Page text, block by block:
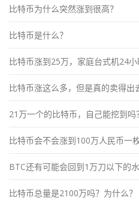
比特币为什么突然涨到很高？
比特币是什么？
比特币涨到25万，家庭台式机24
比特币涨这么多，但是真的卖得出
21万一个的比特币，自己能挖到吗
比特币会不会涨到100万人民币一枚
BTC还有可能会回到1万刀以下的水
比特币总量是2100万吗？为什么？